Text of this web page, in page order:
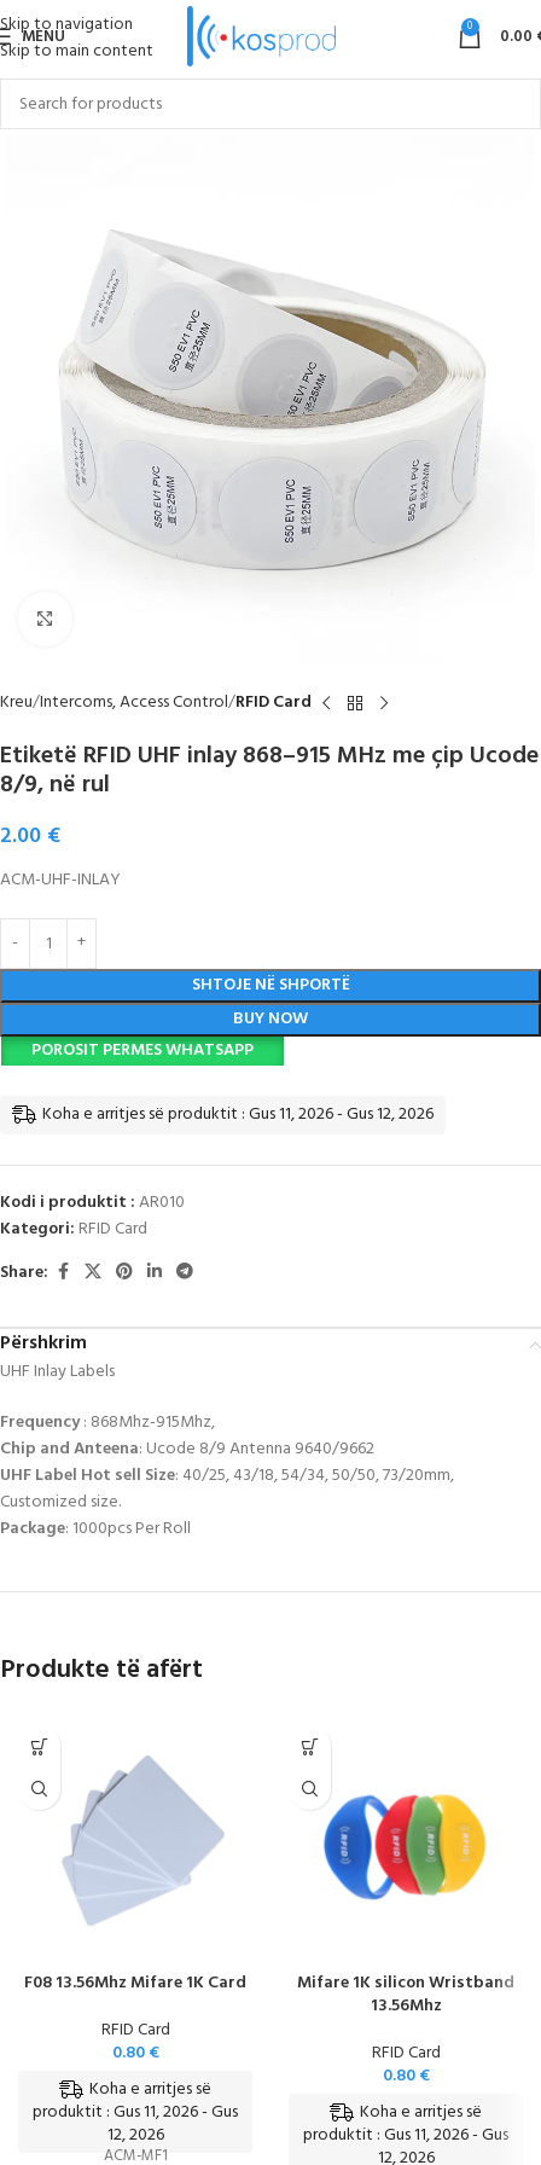
Skip to navigation
Skip to main content
MENU 0 0.00
Kreu Intercoms, Access Control RFID Card
Etiketë RFID UHF inlay 868–915 MHz me çip Ucode
8/9, në rul
2.00 €
ACM-UHF-INLAY
SHTOJE NË SHPORTË
BUY NOW
POROSIT PERMES WHATSAPP
Koha e arritjes së produktit : Gus 11, 2026 - Gus 12, 2026
Kodi i produktit :AR010
Kategori: RFID Card
Share:
Përshkrim
UHF Inlay Labels
Frequency: 868Mhz-915Mhz,
Chip and Anteena: Ucode 8/9 Antenna 9640/9662
UHF Label Hot sell Size: 40/25, 43/18, 54/34, 50/50, 73/20mm,
Customized size.
Package: 1000pcs Per Roll
Produkte të afërt
F08 13.56Mhz Mifare 1K Card
RFID Card
0.80€
Koha e arritjes së
produktit : Gus 11, 2026 - Gus
12, 2026
ACM-MF1
Mifare 1K silicon Wristband
13.56Mhz
RFID Card
0.80€
Koha e arritjes së
produktit : Gus 11, 2026 - Gus
12, 2026